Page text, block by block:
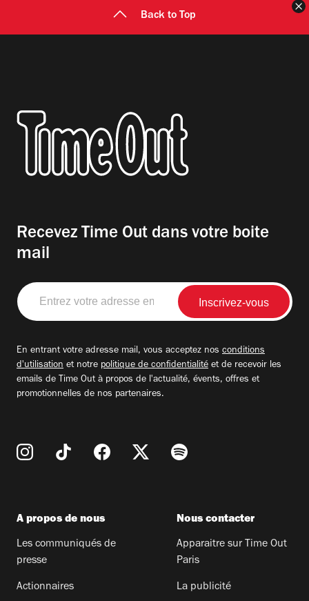
Back to Top
Recevez Time Out dans votre boite
mail
Entrez
votre
adresse
En entrant votre adresse mail, vous acceptez nos conditions
d'utilisation et notre politique de confidentialité et de recevoir les
emails de Time Out à propos de l'actualité, évents, offres et
promotionnelles de nos partenaires.
A propos de nous
Les communiqués de
presse
Actionnaires
Nous contacter
Apparaitre sur Time Out
Paris
La publicité